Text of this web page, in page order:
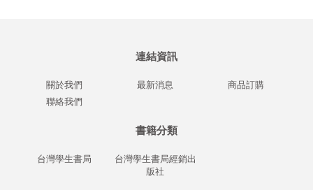
連結資訊
關於我們 最新消息
商品訂購
聯絡我們
書籍分類
台灣學生書局
台灣學生書局經銷出
版社